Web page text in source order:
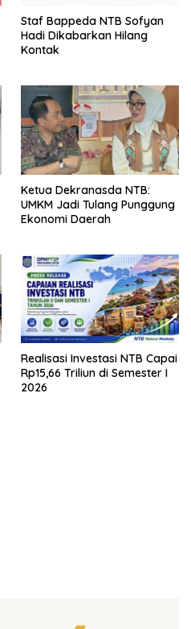
Staf Bappeda NTB Sofyan
Hadi Dikabarkan Hilang
Kontak
Ketua Dekranasda NTB:
UMKM Jadi Tulang Punggung
Ekonomi Daerah
Realisasi Investasi NTB Capai
Rp15,66 Triliun di Semester I
2026